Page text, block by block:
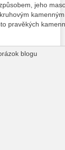
jeho
pravěkých